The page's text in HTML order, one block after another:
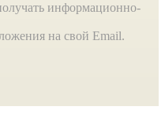
информационно-
на свой Email.